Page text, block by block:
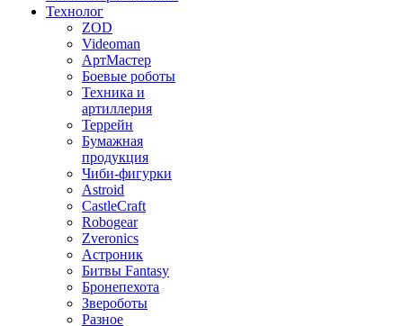
Технолог
ZOD
Videoman
АртМастер
Боевые роботы
Техника и
артиллерия
Террейн
Бумажная
продукция
Чиби-фигурки
Astroid
CastleCraft
Robogear
Zveronics
Астроник
Битвы Fantasy
Бронепехота
Звероботы
Разное